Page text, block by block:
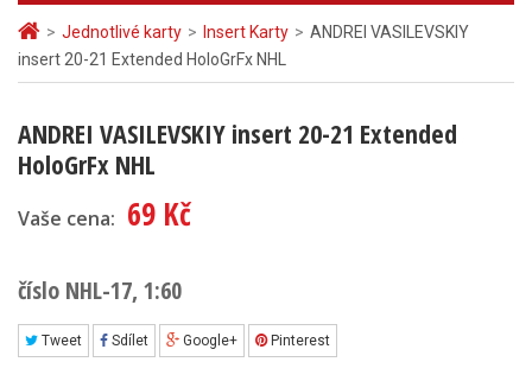
> Jednotlivé karty > Insert Karty > ANDREI VASILEVSKIY
insert 20-21 Extended HoloGrFx NHL
ANDREI VASILEVSKIY insert 20-21 Extended
HoloGrFx NHL
Vaše cena: 69 Kč
číslo NHL-17, 1:60
Tweet Sdílet Google+ Pinterest